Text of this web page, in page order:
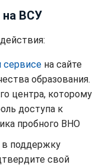
на ВСУ
сервисе на сайте
образования.
центра, которому
доступа к
пробного ВНО
в поддержку
свой